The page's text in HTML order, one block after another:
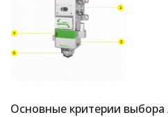
Основные критерии выбора